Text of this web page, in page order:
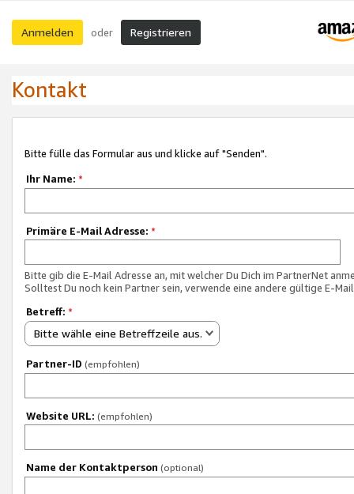
Anmelden oder Registrieren
Kontakt
Bitte fülle das Formular aus und klicke auf "Senden".
Ihr Name: *
Primäre E-Mail Adresse: *
Bitte gib die E-Mail Adresse an, mit welcher Du Dich im PartnerNet
Solltest Du noch kein Partner sein, verwende eine andere gültige E-
Betreff: *
Bitte wähle eine Betreffzeile aus.
Partner-ID (empfohlen)
Website URL: (empfohlen)
Name der Kontaktperson (optional)